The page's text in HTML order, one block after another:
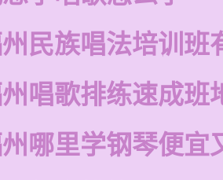
民族唱法培训班
唱歌排练速成班
哪里学钢琴便宜